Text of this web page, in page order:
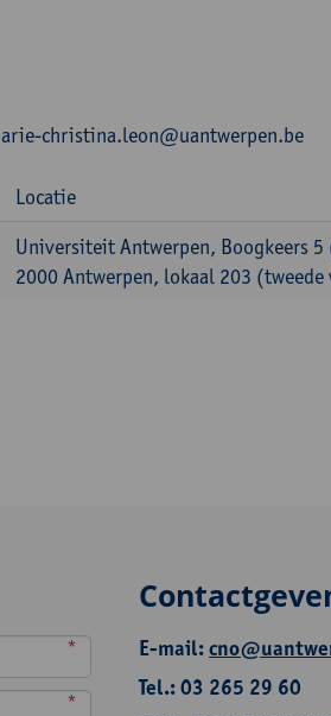
christina.leon@uantwerpen.be
Locatie
Universiteit Antwerpen, Boogkeers
2000 Antwerpen, lokaal 203
*
*
E-mail:
Tel.: 03 265 29 60